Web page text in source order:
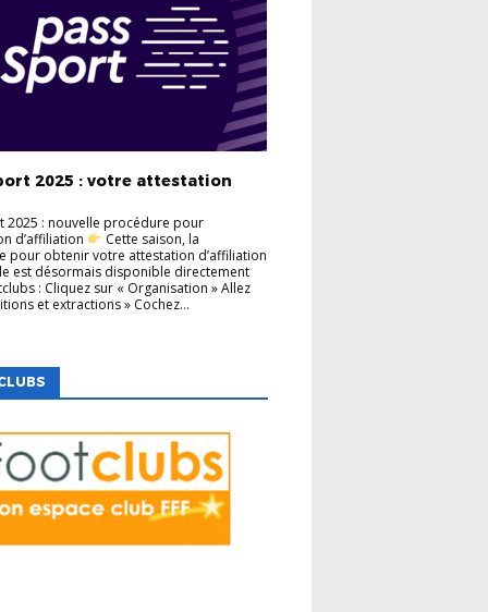
2025 : votre attestation
2025 : nouvelle procédure pour
d’affiliation
Cette saison, la
pour obtenir votre attestation d’affiliation
est désormais disponible directement
: Cliquez sur « Organisation » Allez
et extractions » Cochez...